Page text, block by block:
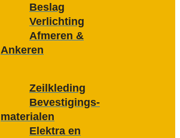
Beslag
Verlichting
Afmeren &
Ankeren
Zeilkleding
Bevestigings­­
materialen
Elektra en